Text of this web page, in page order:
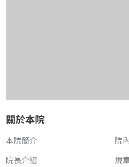
關於本院
本院簡介
院長介紹
院
規